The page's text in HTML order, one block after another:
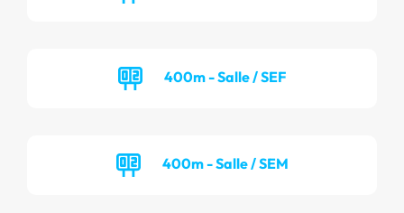
400m - Salle / SEF
400m - Salle / SEM